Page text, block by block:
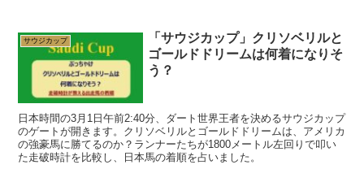
サウジカップ
「サウジカップ」クリソベリルと
ゴールドドリームは何着になりそ
う？
日本時間の3月1日午前2:40分、ダート世界王者を決めるサウジカップ
のゲートが開きます。クリソベリルとゴールドドリームは、アメリカ
の強豪馬に勝てるのか？ランナーたちが1800メートル左回りで叩い
た走破時計を比較し、日本馬の着順を占いました。